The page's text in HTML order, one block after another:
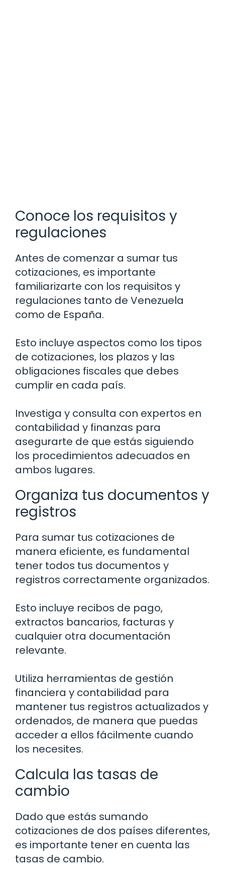
Conoce los requisitos y
regulaciones
Antes de comenzar a sumar tus
cotizaciones, es importante
familiarizarte con los requisitos y
regulaciones tanto de Venezuela
como de España.
Esto incluye aspectos como los tipos
de cotizaciones, los plazos y las
obligaciones fiscales que debes
cumplir en cada país.
Investiga y consulta con expertos en
contabilidad y finanzas para
asegurarte de que estás siguiendo
los procedimientos adecuados en
ambos lugares.
Organiza tus documentos y
registros
Para sumar tus cotizaciones de
manera eficiente, es fundamental
tener todos tus documentos y
registros correctamente organizados.
Esto incluye recibos de pago,
extractos bancarios, facturas y
cualquier otra documentación
relevante.
Utiliza herramientas de gestión
financiera y contabilidad para
mantener tus registros actualizados y
ordenados, de manera que puedas
acceder a ellos fácilmente cuando
los necesites.
Calcula las tasas de
cambio
Dado que estás sumando
cotizaciones de dos países diferentes,
es importante tener en cuenta las
tasas de cambio.